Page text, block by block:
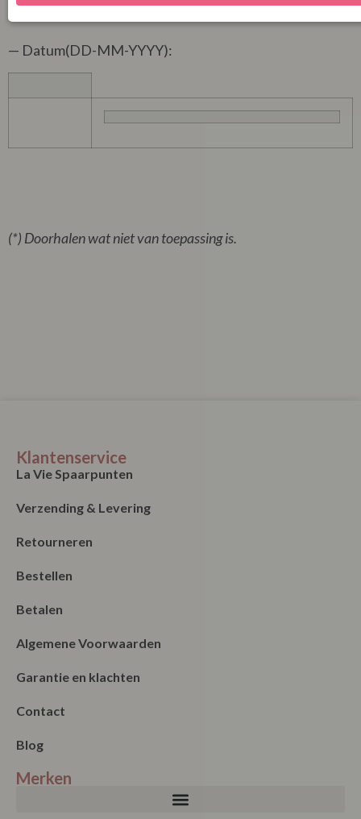
— Datum(DD-MM-YYYY):
(*) Doorhalen wat niet van toepassing is.
Klantenservice
La Vie Spaarpunten
Verzending & Levering
Retourneren
Bestellen
Betalen
Algemene Voorwaarden
Garantie en klachten
Contact
Blog
Merken